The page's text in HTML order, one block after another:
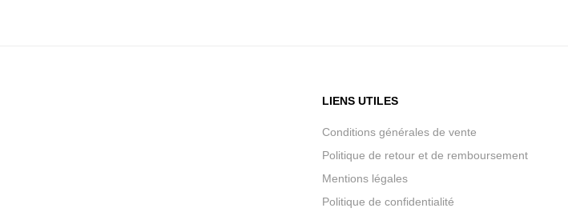
LIENS UTILES
Conditions générales de vente
Politique de retour et de remboursement
Mentions légales
Politique de confidentialité